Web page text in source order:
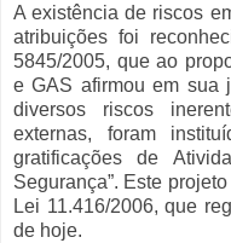
A existência de riscos
atribuições foi
5845/2005, que ao
e GAS afirmou em sua
diversos riscos
externas, foram
gratificações de
Segurança”. Este
Lei 11.416/2006, que
de hoje.